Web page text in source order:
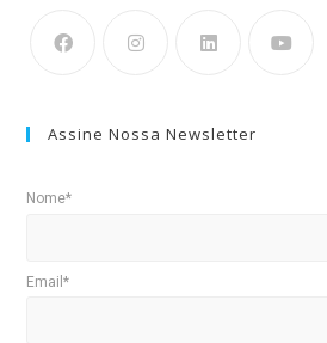
Assine Nossa Newsletter
Nome*
Email*